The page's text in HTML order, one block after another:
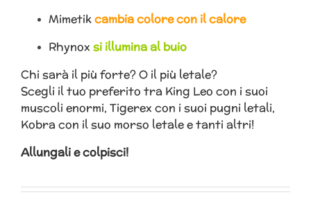
Mimetikcambia colore con il calore
Rhynox si illumina al buio
Chi sarà il più forte? O il più letale?
Scegli il tuo preferito tra King Leo con i suoi
muscoli enormi, Tigerex con i suoi pugni letali,
Kobra con il suo morso letale e tanti altri!
Allungali e colpisci!